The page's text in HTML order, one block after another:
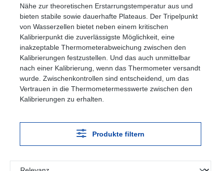
Nähe zur theoretischen Erstarrungstemperatur aus und
bieten stabile sowie dauerhafte Plateaus. Der Tripelpunkt
von Wasserzellen bietet neben einem kritischen
Kalibrierpunkt die zuverlässigste Möglichkeit, eine
inakzeptable Thermometerabweichung zwischen den
Kalibrierungen festzustellen. Und das auch unmittelbar
nach einer Kalibrierung, wenn das Thermometer versandt
wurde. Zwischenkontrollen sind entscheidend, um das
Vertrauen in die Thermometermesswerte zwischen den
Kalibrierungen zu erhalten.
Produkte filtern